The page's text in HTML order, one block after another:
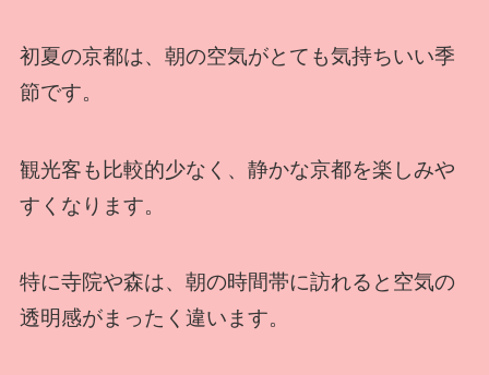
初夏の京都は、朝の空気がとても気持ちいい季
節です。
観光客も比較的少なく、静かな京都を楽しみや
すくなります。
特に寺院や森は、朝の時間帯に訪れると空気の
透明感がまったく違います。